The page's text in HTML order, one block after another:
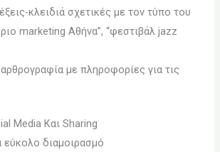
κλειδιά σχετικές με τον τύπο του
marketing Αθήνα”, “φεστιβάλ jazz
με πληροφορίες για τις
Media Και Sharing
διαμοιρασμό